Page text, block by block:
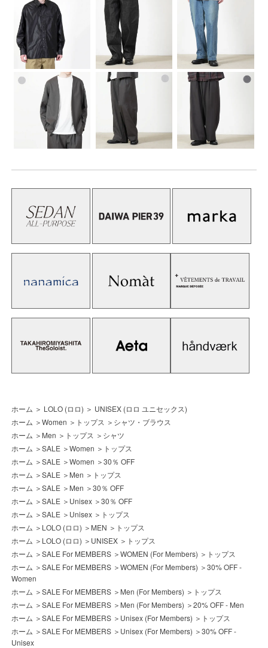
ホーム ＞ LOLO (ロロ) ＞ UNISEX (ロロ ユニセックス)
ホーム ＞Women ＞ トップス ＞ シャツ・ブラウス
ホーム ＞ Men ＞ トップス ＞ シャツ
ホーム ＞SALE ＞Women ＞ トップス
ホーム ＞SALE ＞Women ＞30％ OFF
ホーム ＞SALE ＞ Men ＞ トップス
ホーム ＞SALE ＞ Men ＞30％ OFF
ホーム ＞SALE ＞ Unisex ＞30％ OFF
ホーム ＞SALE ＞ Unisex ＞ トップス
ホーム ＞ LOLO (ロロ) ＞ MEN ＞ トップス
ホーム ＞ LOLO (ロロ) ＞ UNISEX ＞ トップス
ホーム ＞SALE For MEMBERS ＞WOMEN (For Members) ＞ トップス
ホーム ＞SALE For MEMBERS ＞WOMEN (For Members) ＞30% OFF -
Women
ホーム ＞SALE For MEMBERS ＞ Men (For Members) ＞ トップス
ホーム ＞SALE For MEMBERS ＞ Men (For Members) ＞20% OFF - Men
ホーム ＞SALE For MEMBERS ＞ Unisex (For Members) ＞ トップス
ホーム ＞SALE For MEMBERS ＞ Unisex (For Members) ＞30% OFF -
Unisex